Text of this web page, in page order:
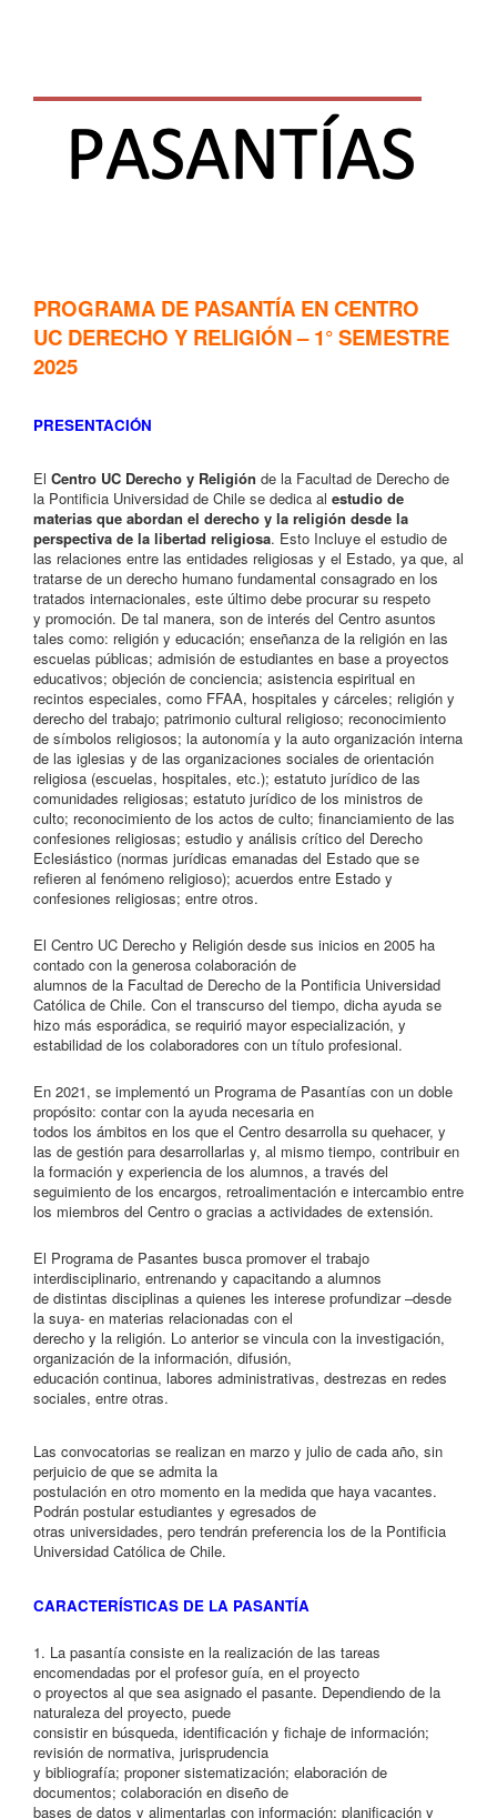
PROGRAMA DE PASANTÍA EN CENTRO
UC DERECHO Y RELIGIÓN – 1° SEMESTRE
2025
PRESENTACIÓN
El Centro UC Derecho y Religión de la Facultad de Derecho de
la Pontificia Universidad de Chile se dedica al estudio de
materias que abordan el derecho y la religión desde la
perspectiva de la libertad religiosa. Esto Incluye el estudio de
las relaciones entre las entidades religiosas y el Estado, ya que, al
tratarse de un derecho humano fundamental consagrado en los
tratados internacionales, este último debe procurar su respeto
y promoción. De tal manera, son de interés del Centro asuntos
tales como: religión y educación; enseñanza de la religión en las
escuelas públicas; admisión de estudiantes en base a proyectos
educativos; objeción de conciencia; asistencia espiritual en
recintos especiales, como FFAA, hospitales y cárceles; religión y
derecho del trabajo; patrimonio cultural religioso; reconocimiento
de símbolos religiosos; la autonomía y la auto organización interna
de las iglesias y de las organizaciones sociales de orientación
religiosa (escuelas, hospitales, etc.); estatuto jurídico de las
comunidades religiosas; estatuto jurídico de los ministros de
culto; reconocimiento de los actos de culto; financiamiento de las
confesiones religiosas; estudio y análisis crítico del Derecho
Eclesiástico (normas jurídicas emanadas del Estado que se
refieren al fenómeno religioso); acuerdos entre Estado y
confesiones religiosas; entre otros.
El Centro UC Derecho y Religión desde sus inicios en 2005 ha
contado con la generosa colaboración de
alumnos de la Facultad de Derecho de la Pontificia Universidad
Católica de Chile. Con el transcurso del tiempo, dicha ayuda se
hizo más esporádica, se requirió mayor especialización, y
estabilidad de los colaboradores con un título profesional.
En 2021, se implementó un Programa de Pasantías con un doble
propósito: contar con la ayuda necesaria en
todos los ámbitos en los que el Centro desarrolla su quehacer, y
las de gestión para desarrollarlas y, al mismo tiempo, contribuir en
la formación y experiencia de los alumnos, a través del
seguimiento de los encargos, retroalimentación e intercambio entre
los miembros del Centro o gracias a actividades de extensión.
El Programa de Pasantes busca promover el trabajo
interdisciplinario, entrenando y capacitando a alumnos
de distintas disciplinas a quienes les interese profundizar –desde
la suya- en materias relacionadas con el
derecho y la religión. Lo anterior se vincula con la investigación,
organización de la información, difusión,
educación continua, labores administrativas, destrezas en redes
sociales, entre otras.
Las convocatorias se realizan en marzo y julio de cada año, sin
perjuicio de que se admita la
postulación en otro momento en la medida que haya vacantes.
Podrán postular estudiantes y egresados de
otras universidades, pero tendrán preferencia los de la Pontificia
Universidad Católica de Chile.
CARACTERÍSTICAS DE LA PASANTÍA
1. La pasantía consiste en la realización de las tareas
encomendadas por el profesor guía, en el proyecto
o proyectos al que sea asignado el pasante. Dependiendo de la
naturaleza del proyecto, puede
consistir en búsqueda, identificación y fichaje de información;
revisión de normativa, jurisprudencia
y bibliografía; proponer sistematización; elaboración de
documentos; colaboración en diseño de
bases de datos y alimentarlas con información; planificación y